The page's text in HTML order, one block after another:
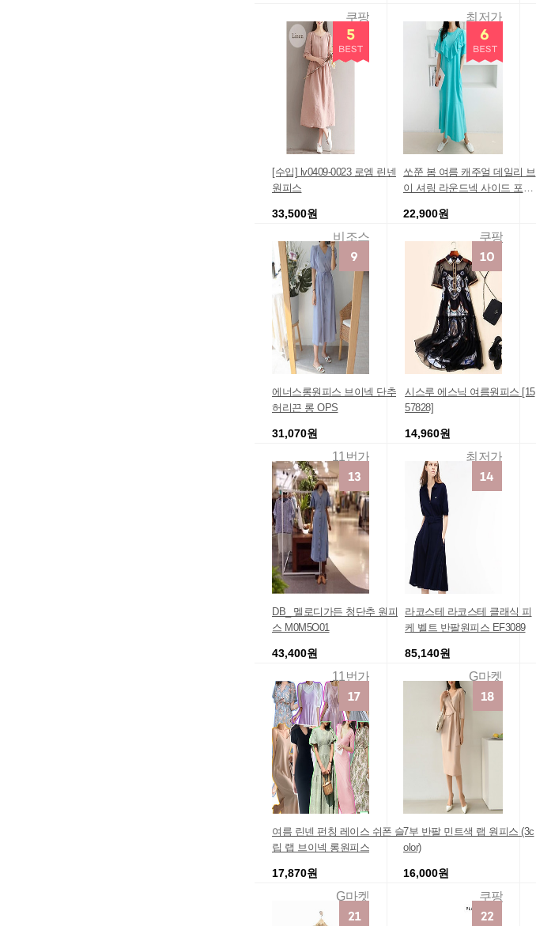
쿠팡 최저가
[수입] lv0409-0023 로엠 린넨
원피스
33,500원
비조스
쏘쭌 봄 여름 캐주얼 데일리 브
이 셔링 라운드넥 사이드 포켓
22,900원
쿠팡
에너스롱원피스 브이넥 단추
허리끈 롱 OPS
31,070원
11번가
시스루 에스닉 여름원피스 [15
57828]
14,960원
최저가
DB_ 멜로디가든 청단추 원피
스 M0M5O01
43,400원
11번가
라코스테 라코스테 클래식 피
케 벨트 반팔원피스 EF3089
85,140원
G마켓
여름 린넨 펀칭 레이스 쉬폰 슬
립 랩 브이넥 롱원피스
17,870원
G마켓
7부 반팔 민트색 랩 원피스 (3c
olor)
16,000원
쿠팡